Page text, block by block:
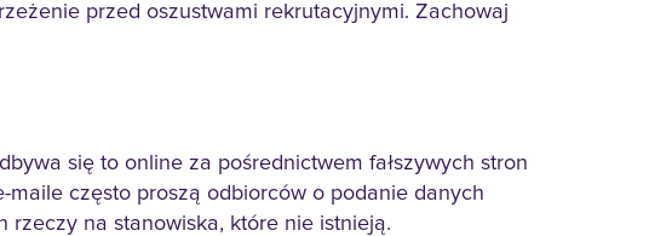
przed oszustwami rekrutacyjnymi. Zachowaj
się to online za pośrednictwem fałszywych stron
często proszą odbiorców o podanie danych
rzeczy na stanowiska, które nie istnieją.